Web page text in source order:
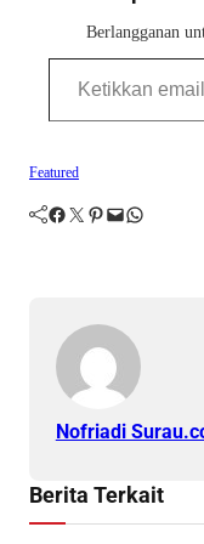
Berlangganan
Ketikkan email Anda...
Featured
Facebook Twitter Pinterest Mail WhatsApp
Nofriadi
Berita Terkait